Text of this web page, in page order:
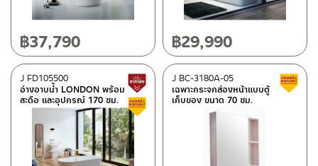
฿37,790 ฿29,990
อ่างอาบน้ำ LONDON พร้อม
สะดือ และอุปกรณ์ 170 ซม.
J FD105500 Lower price tag
Clearance sale
เฉพาะกระจกส่องหน้าแบบตู้
เก็บของ ขนาด 70 ซม.
J BC-3180A-05